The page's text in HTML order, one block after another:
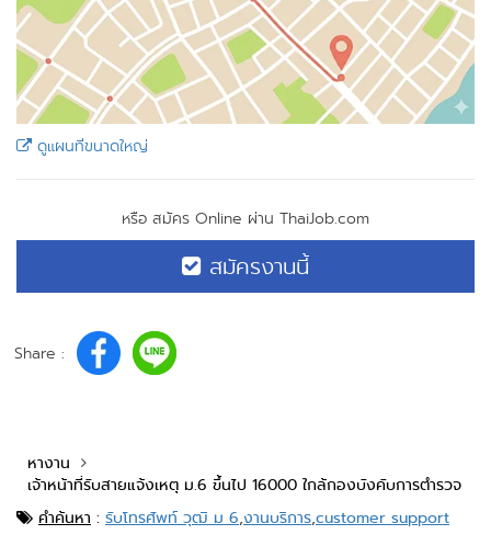
ดูแผนที่ขนาดใหญ่
หรือ สมัคร Online ผ่าน ThaiJob.com
สมัครงานนี้
Share :
หางาน
เจ้าหน้าที่รับสายแจ้งเหตุ ม.6 ขึ้นไป 16000 ใกล้กองบังคับการตำรวจ
คำค้นหา : รับโทรศัพท์ วุฒิ ม 6,งานบริการ,customer support